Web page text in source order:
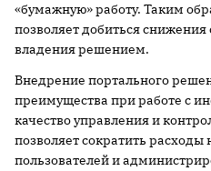
«бумажную» работу. Таким
позволяет добиться
владения решением.
Внедрение портального
преимущества при работе с
качество управления и
позволяет сократить
пользователей и